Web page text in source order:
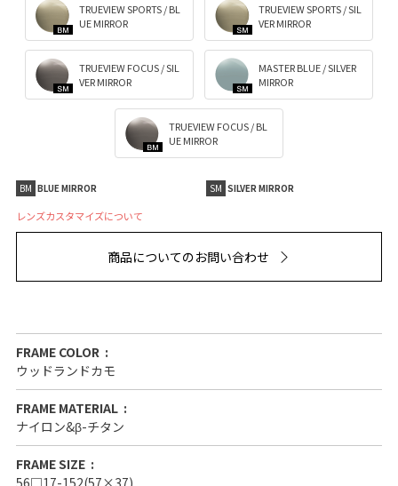
TRUEVIEW SPORTS / BL
UE MIRROR
TRUEVIEW SPORTS / SIL
VER MIRROR
TRUEVIEW FOCUS / SIL
VER MIRROR
MASTER BLUE / SILVER
MIRROR
TRUEVIEW FOCUS / BL
UE MIRROR
BM BLUE MIRROR SM SILVER MIRROR
レンズカスタマイズについて
商品についてのお問い合わせ
FRAME COLOR
ウッドランドカモ
FRAME MATERIAL
ナイロン&β-チタン
FRAME SIZE
56□17-152(57×37)